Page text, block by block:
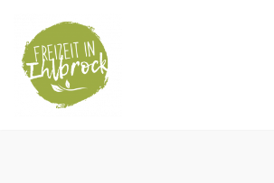
Zum
Inhalt
springen